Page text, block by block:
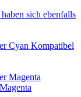
sich ebenfalls
Kompatibel